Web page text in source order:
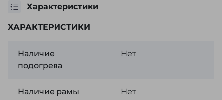
Характеристики
ХАРАКТЕРИСТИКИ
Наличие
подогрева
Нет
Наличие рамы Нет